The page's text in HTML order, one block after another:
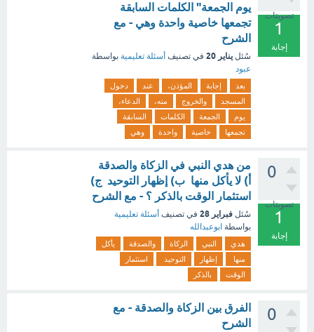
تصويتات
1
إجابة
يوم الجمعة" الكلمات السابقة
تجمعها خاصية واحدة وهي - مع
الشرح
سُئل يناير 20 في تصنيف أسئلة تعليمية بواسطة
عبود
بعد إجابة المؤذن، عند
دخول
المسجد
والخروج منه،
الدعاء،
يوم
الجمعة الكلمات
السابقة
تجمعها
خاصية واحدة وهي
0
تصويتات
1
إجابة
من هدي النبي في الزكاة والصدقة
أ) لا يأكل منها ب) إظهار التوحيد ج)
استثمار الوقت بالذكر ؟ - مع الشرح
سُئل فبراير 28 في تصنيف أسئلة تعليمية
بواسطة ابوعبدالله
هدي النبي الزكاة والصدقة
يأكل
منها
إظهار التوحيد
استثمار
الوقت
بالذكر
0
الفرق بين الزكاة والصدقة - مع
الشرح